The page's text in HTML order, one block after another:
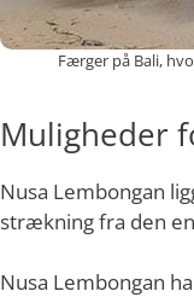
Færger på Bali,
Muligheder
Nusa Lembongan
strækning fra den
Nusa Lembongan